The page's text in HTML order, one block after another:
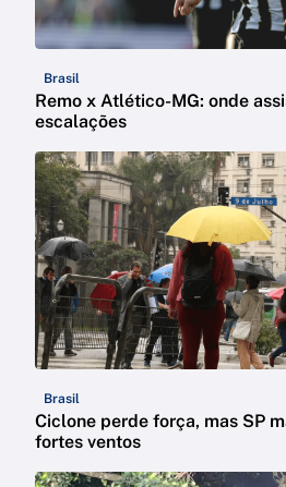
Brasil
Remo x Atlético-MG: onde
escalações
Brasil
Ciclone perde força, mas SP
fortes ventos